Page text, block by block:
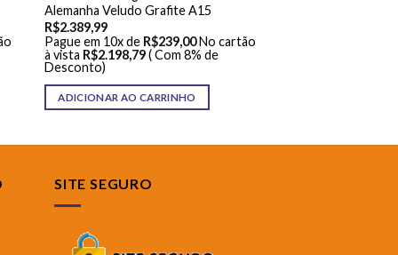
Alemanha Veludo Grafite A15
R$2.389,99
Pague em 10x de R$239,00 No cartão
à vista R$2.198,79 ( Com 8% de
Desconto)
ADICIONAR AO CARRINHO
SITE SEGURO